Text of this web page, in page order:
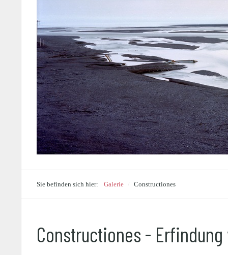
Sie befinden sich hier: Galerie Constructiones
Constructiones -